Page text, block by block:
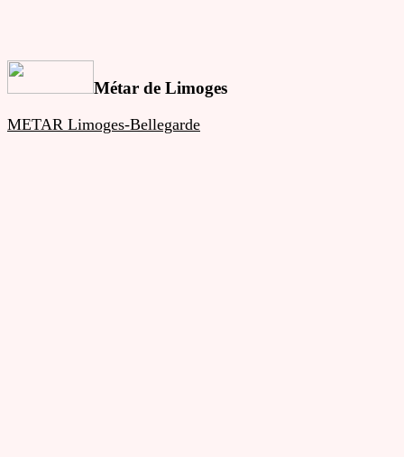
Métar de Limoges
METAR Limoges-Bellegarde